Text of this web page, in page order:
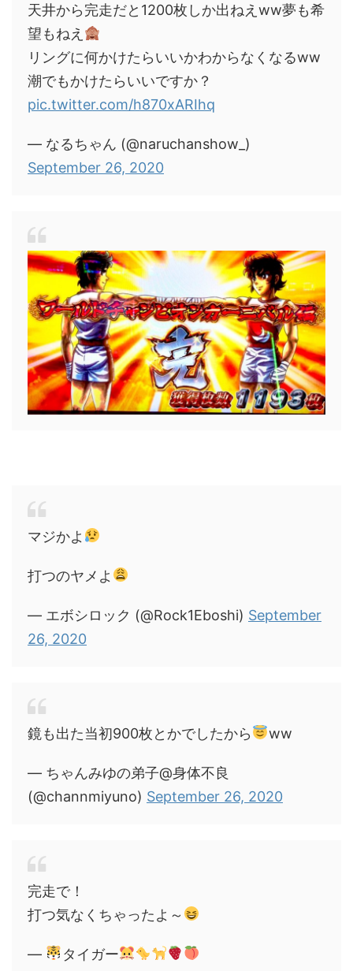
天井から完走だと1200枚しか出ねえww夢も希
望もねえ
リングに何かけたらいいかわからなくなるww
潮でもかけたらいいですか？
pic.twitter.com/h870xARIhq
— なるちゃん (@naruchanshow_)
September 26, 2020
マジかよ
打つのヤメよ
— エボシロック (@Rock1Eboshi) September
26, 2020
鏡も出た当初900枚とかでしたから ww
— ちゃんみゆの弟子@身体不良
(@channmiyuno) September 26, 2020
完走で！
打つ気なくちゃったよ～
—
タイガー